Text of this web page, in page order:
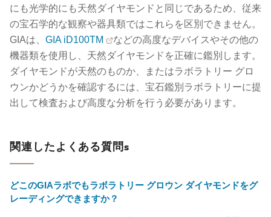
にも光学的にも天然ダイヤモンドと同じであるため、従来
の宝石学的な観察や器具類ではこれらを区別できません。
GIAは、 GIA iD100TM
などの高度なデバイスやその他の
機器類を使用し、天然ダイヤモンドを正確に鑑別します。
ダイヤモンドが天然のものか、またはラボラトリー グロ
ウンかどうかを確認するには、宝石鑑別ラボラトリーに提
出して検査および高度な分析を行う必要があります。
関連したよくある質問s
どこのGIAラボでもラボラトリー グロウン ダイヤモンドをグ
レーディングできますか？